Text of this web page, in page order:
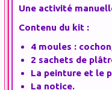
Une activité
Contenu du kit :
4 moules :
2 sachets de
La peinture et le
La notice.